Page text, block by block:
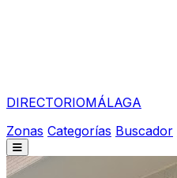
DIRECTORIOMÁLAGA
Zonas Categorías Buscador